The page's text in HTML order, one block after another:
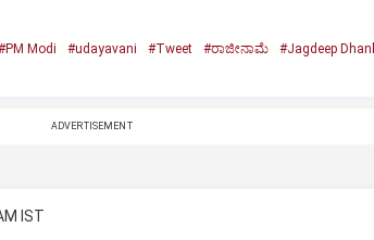
Modi #udayavani #Tweet #ರಾಜೀನಾಮೆ
#Jagdeep
ADVERTISEMENT
IST